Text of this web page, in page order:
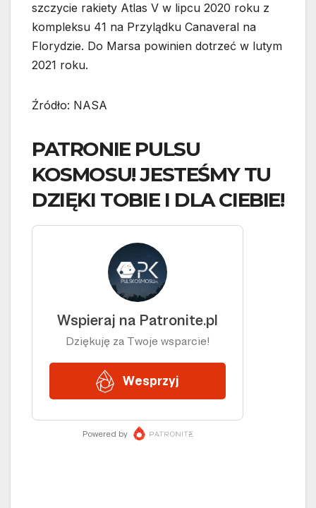
szczycie rakiety Atlas V w lipcu 2020 roku z
kompleksu 41 na Przylądku Canaveral na
Florydzie. Do Marsa powinien dotrzeć w lutym
2021 roku.
Źródło: NASA
PATRONIE PULSU
KOSMOSU! JESTEŚMY TU
DZIĘKI TOBIE I DLA CIEBIE!